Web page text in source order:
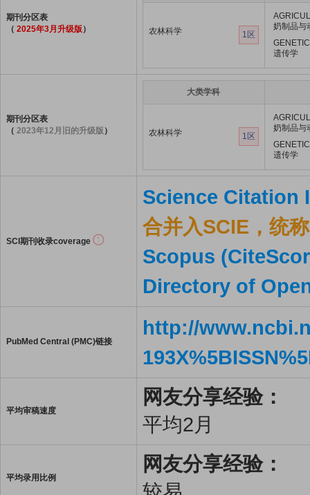
期刊分区表
（ 2025年3月升级版） 农林科学 1区
奶制品与
遗传学
期刊分区表
（ 2023年12月旧的升级版 ）
大类学科
农林科学 1区
奶制品与
遗传学
SCI期刊收录coverage
Science Citation
合并入SCIE，统
Scopus
Directory of
PubMed Central (PMC)链接
http://
平均审稿速度
网友分享经验：
平均2月
平均录用比例
网友分享经验：